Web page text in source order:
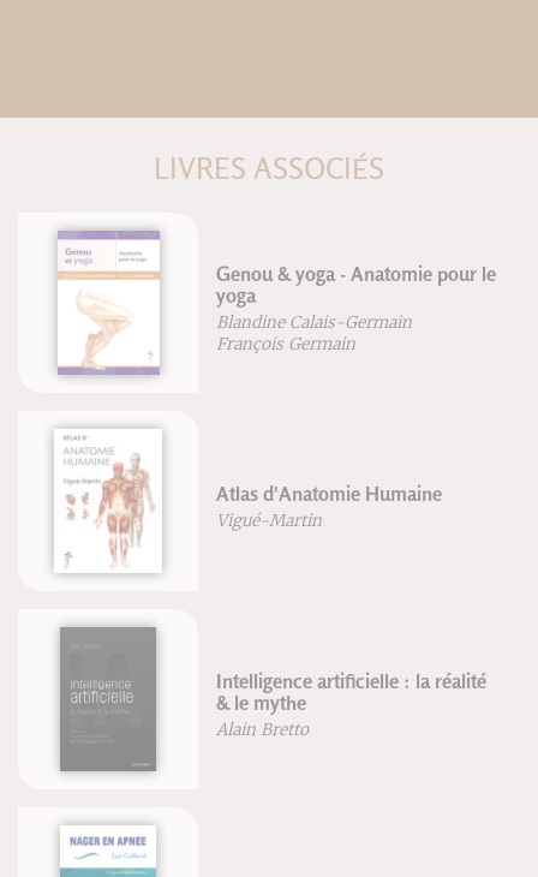
LIVRES ASSOCIÉS
Genou & yoga - Anatomie pour le
yoga
Blandine Calais-Germain
François Germain
Atlas d'Anatomie Humaine
Vigué-Martin
Intelligence artificielle : la réalité
& le mythe
Alain Bretto